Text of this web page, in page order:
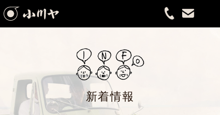
取扱商品
新着情報
新着情報